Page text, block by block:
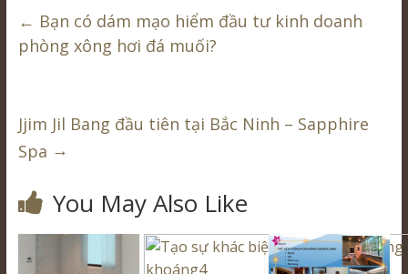
← Bạn có dám mạo hiểm đầu tư kinh doanh
phòng xông hơi đá muối?
Jjim Jil Bang đầu tiên tại Bắc Ninh – Sapphire
Spa →
You May Also Like